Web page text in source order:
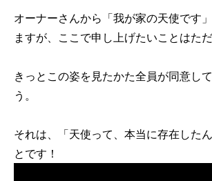
オーナーさんから「我が家の天使です
ますが、ここで申し上げたいことはただ
きっとこの姿を見たかた全員が同意し
う。
それは、「天使って、本当に存在した
とです！